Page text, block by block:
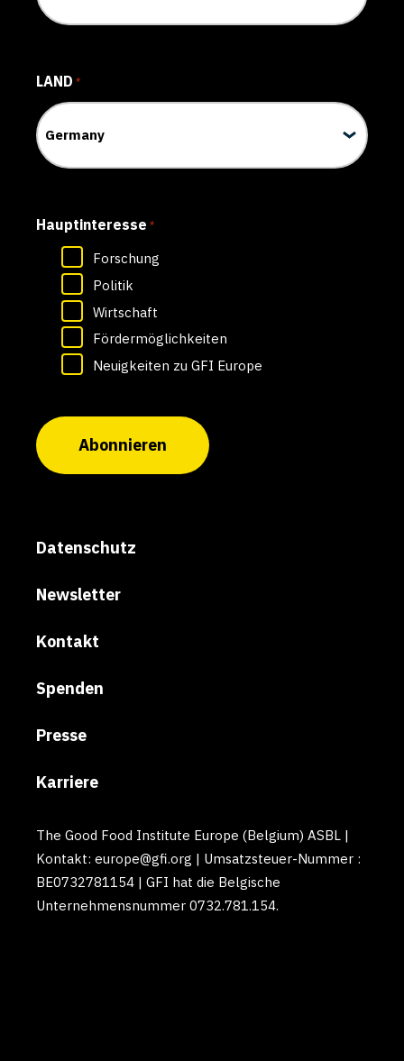
LAND *
Hauptinteresse *
Forschung
Politik
Wirtschaft
Fördermöglichkeiten
Neuigkeiten zu GFI Europe
Abonnieren
Datenschutz
Newsletter
Kontakt
Spenden
Presse
Karriere
The Good Food Institute Europe (Belgium) ASBL |
Kontakt: europe@gfi.org | Umsatzsteuer-Nummer :
BE0732781154 | GFI hat die Belgische
Unternehmensnummer 0732.781.154.